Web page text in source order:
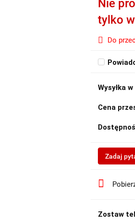
Nie
tylko
Do
Wysyłka
Cena
Zadaj
Zostaw